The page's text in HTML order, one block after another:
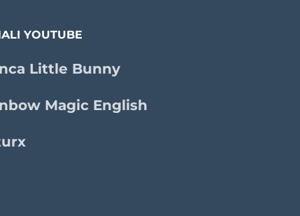
YOUTUBE
Little Bunny
Magic English